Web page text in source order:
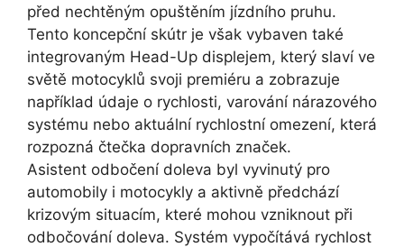
před nechtěným opuštěním jízdního pruhu.
Tento koncepční skútr je však vybaven také
integrovaným Head-Up displejem, který slaví ve
světě motocyklů svoji premiéru a zobrazuje
například údaje o rychlosti, varování nárazového
systému nebo aktuální rychlostní omezení, která
rozpozná čtečka dopravních značek.
Asistent odbočení doleva byl vyvinutý pro
automobily i motocykly a aktivně předchází
krizovým situacím, které mohou vzniknout při
odbočování doleva. Systém vypočítává rychlost